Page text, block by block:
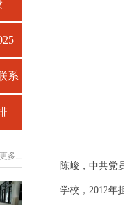
系
更多...
陈峻，中共党
学校，2012年